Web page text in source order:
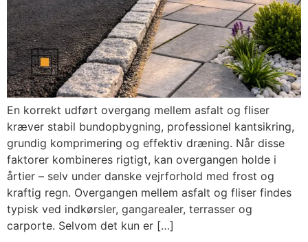
En korrekt udført overgang mellem asfalt og fliser
kræver stabil bundopbygning, professionel kantsikring,
grundig komprimering og effektiv dræning. Når disse
faktorer kombineres rigtigt, kan overgangen holde i
årtier – selv under danske vejrforhold med frost og
kraftig regn. Overgangen mellem asfalt og fliser findes
typisk ved indkørsler, gangarealer, terrasser og
carporte. Selvom det kun er […]